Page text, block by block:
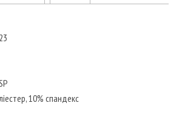
10% спандекс